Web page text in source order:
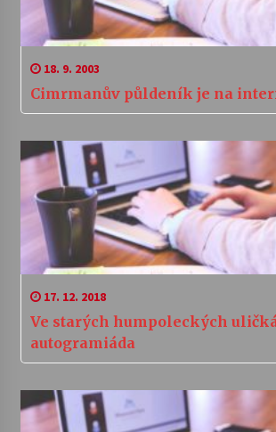
18. 9. 2003
Cimrmanův půldeník je na
17. 12. 2018
Ve starých humpoleckých
autogramiáda